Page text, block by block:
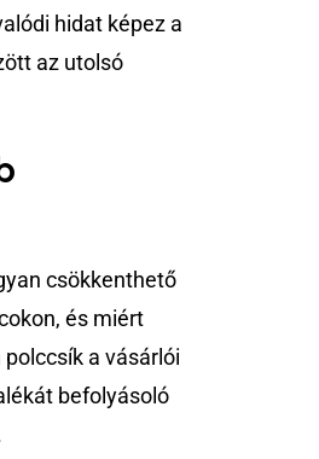
hidat képez a
az utolsó
csökkenthető
és miért
a vásárlói
befolyásoló